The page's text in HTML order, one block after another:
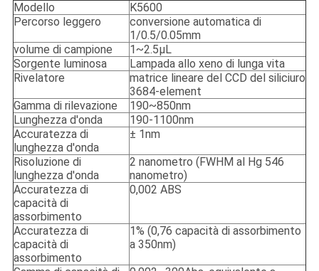
Modello
K5600
Percorso leggero
conversione automatica di
1/0.5/0.05mm
volume di campione
1~2.5μL
Sorgente luminosa
Lampada allo xeno di lunga vita
Rivelatore
matrice lineare del CCD del siliciuro
3684-element
Gamma di rilevazione
190~850nm
Lunghezza d'onda
190-1100nm
Accuratezza di
lunghezza d'onda
± 1nm
Risoluzione di
lunghezza d'onda
2 nanometro (FWHM al Hg 546
nanometro)
Accuratezza di
capacità di
assorbimento
0,002 ABS
Accuratezza di
capacità di
assorbimento
1% (0,76 capacità di assorbimento
a 350nm)